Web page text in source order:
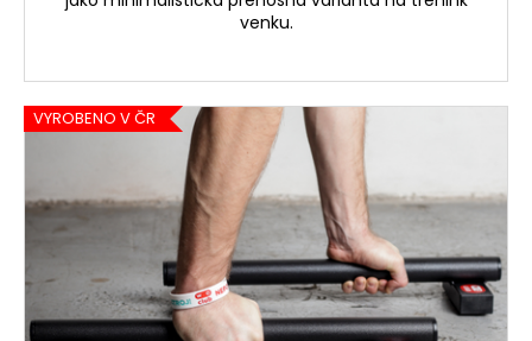
venku.
VYROBENO V ČR